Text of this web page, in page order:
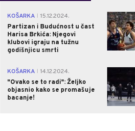
KOŠARKA
15.12.2024.
Partizan i Budućnost u čast
Harisa Brkića: Njegovi
klubovi igraju na tužnu
godišnjicu smrti
KOŠARKA
14.12.2024.
"Ovako se to radi": Željko
objasnio kako se promašuje
bacanje!